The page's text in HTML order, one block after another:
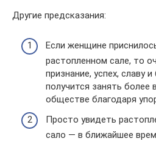
Другие предсказания:
Если женщине
растопленном сале, то
признание, успех, славу
получится занять более
обществе благодаря
Просто увидеть
сало — в ближайшее